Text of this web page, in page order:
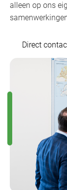
alleen op ons
Direct